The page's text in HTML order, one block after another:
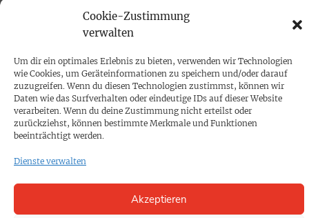
Cookie-Zustimmung
verwalten
Um dir ein optimales Erlebnis zu bieten, verwenden wir Technologien
wie Cookies, um Geräteinformationen zu speichern und/oder darauf
zuzugreifen. Wenn du diesen Technologien zustimmst, können wir
Daten wie das Surfverhalten oder eindeutige IDs auf dieser Website
verarbeiten. Wenn du deine Zustimmung nicht erteilst oder
zurückziehst, können bestimmte Merkmale und Funktionen
beeinträchtigt werden.
Dienste verwalten
Akzeptieren
PRINTAUSGABE
PROKOMPAKT
Impressum
SPENDEN
Datenschutz